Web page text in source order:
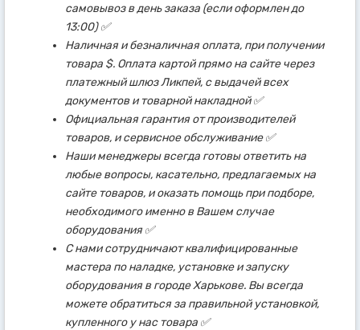
самовывоз в день заказа (если оформлен до
13:00) ✅
Наличная и безналичная оплата, при получении
товара $. Оплата картой прямо на сайте через
платежный шлюз Ликпей, с выдачей всех
документов и товарной накладной ✅
Официальная гарантия от производителей
товаров, и сервисное обслуживание ✅
Наши менеджеры всегда готовы ответить на
любые вопросы, касательно, предлагаемых на
сайте товаров, и оказать помощь при подборе,
необходимого именно в Вашем случае
оборудования ✅
С нами сотрудничают квалифицированные
мастера по наладке, установке и запуску
оборудования в городе Харькове. Вы всегда
можете обратиться за правильной установкой,
купленного у нас товара ✅